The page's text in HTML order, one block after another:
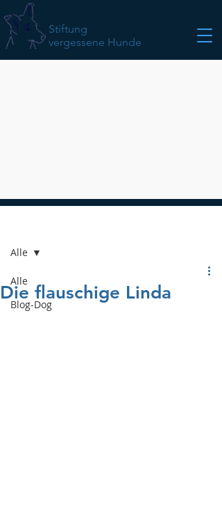
Stiftung
vergessene Hunde
Alle
Blog-Dog
Alle
Die flauschige Linda